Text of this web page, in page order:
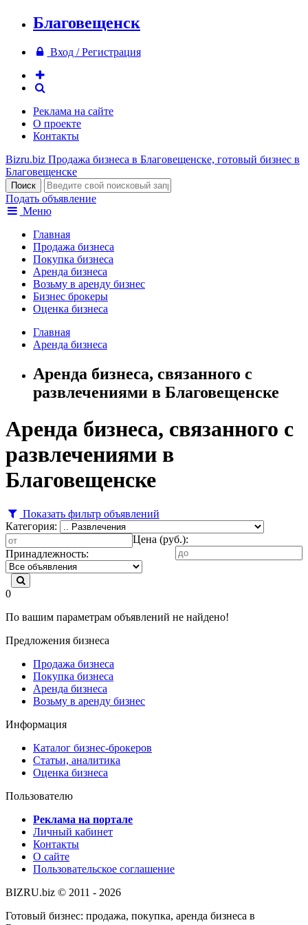
Благовещенск
Вход / Регистрация
Реклама на сайте
О проекте
Контакты
Bizru.biz Продажа бизнеса в Благовещенске, готовый бизнес в
Благовещенске
Подать объявление
Меню
Главная
Продажа бизнеса
Покупка бизнеса
Аренда бизнеса
Возьму в аренду бизнес
Бизнес брокеры
Оценка бизнеса
Главная
Аренда бизнеса
Аренда бизнеса, связанного с
развлечениями в Благовещенске
Аренда бизнеса, связанного с
развлечениями в
Благовещенске
Показать фильтр объявлений
Категория:
Цена (руб.):
Принадлежность:
0
По вашим параметрам объявлений не найдено!
Предложения бизнеса
Продажа бизнеса
Покупка бизнеса
Аренда бизнеса
Возьму в аренду бизнес
Информация
Каталог бизнес-брокеров
Статьи, аналитика
Оценка бизнеса
Пользователю
Реклама на портале
Личный кабинет
Контакты
О сайте
Пользовательское соглашение
BIZRU.biz © 2011 - 2026
Готовый бизнес: продажа, покупка, аренда бизнеса в